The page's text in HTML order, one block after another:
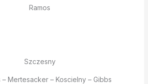
Ramos
Szczesny
– Mertesacker – Koscielny – Gibbs